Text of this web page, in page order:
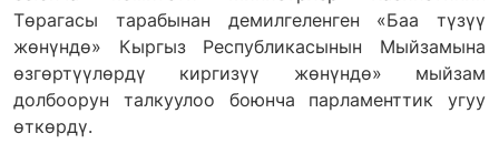
Төрагасы тарабынан демилгеленген «Баа түзүү
жөнүндө» Кыргыз Республикасынын Мыйзамына
өзгөртүүлөрдү киргизүү жөнүндө» мыйзам
долбоорун талкуулоо боюнча парламенттик угуу
өткөрдү.